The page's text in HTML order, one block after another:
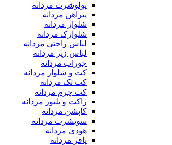
پولوشرت مردانه
پیراهن مردانه
شلوار مردانه
شلوارک مردانه
لباس راحتی مردانه
لباس زیر مردانه
جوراب مردانه
کت و شلوار مردانه
کت تک مردانه
کت چرم مردانه
ژاکت و پلیور مردانه
کاپشن مردانه
سویشرت مردانه
هودی مردانه
پافر مردانه